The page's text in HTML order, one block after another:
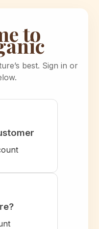
to
best. Sign in or